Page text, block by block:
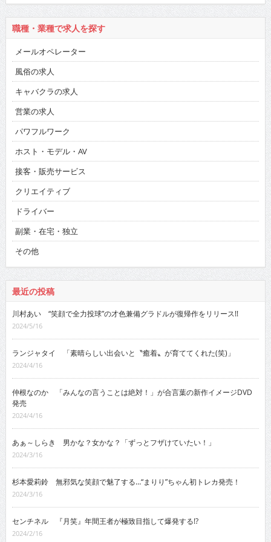
職種・業種で求人を探す
メールオペレーター
風俗の求人
キャバクラの求人
営業の求人
パワフルワーク
ホスト・モデル・AV
接客・販売サービス
クリエイティブ
ドライバー
副業・在宅・独立
その他
最近の投稿
川村あい “笑顔で全力投球”の才色兼備グラドルが復帰作をリリース!!
2024/5/16
ランジャタイ 「素晴らしい出会いと〝癒着〟が育ててくれた(笑)」
2024/4/16
仲根なのか 「みんなの言うことは絶対！」が合言葉の新作イメージDVD
発売
2024/4/16
あぁ～しらき 男かな？女かな？「ずっとフザけていたい！」
2024/3/16
杉本愛莉鈴 無邪気な笑顔で魅了する…“まりり”ちゃん初トレカ発売！
2024/3/16
センチネル 『月笑』年間王者が極致目指して爆発する!?
2024/2/16